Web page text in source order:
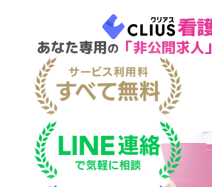
あなた専用の 「非公開求人」